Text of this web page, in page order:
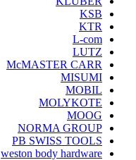
KSB
KTR
L-com
LUTZ
McMASTER CARR
MISUMI
MOBIL
MOLYKOTE
MOOG
NORMA GROUP
PB SWISS TOOLS
weston body hardware